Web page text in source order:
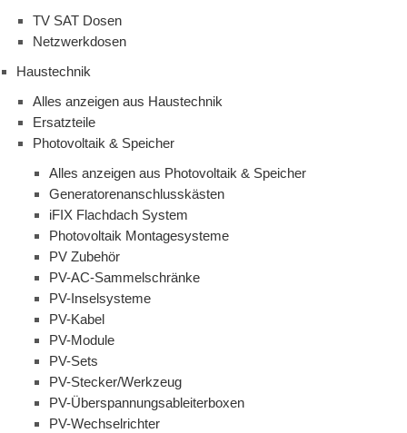
TV SAT Dosen
Netzwerkdosen
Haustechnik
Alles anzeigen aus Haustechnik
Ersatzteile
Photovoltaik & Speicher
Alles anzeigen aus Photovoltaik & Speicher
Generatorenanschlusskästen
iFIX Flachdach System
Photovoltaik Montagesysteme
PV Zubehör
PV-AC-Sammelschränke
PV-Inselsysteme
PV-Kabel
PV-Module
PV-Sets
PV-Stecker/Werkzeug
PV-Überspannungsableiterboxen
PV-Wechselrichter